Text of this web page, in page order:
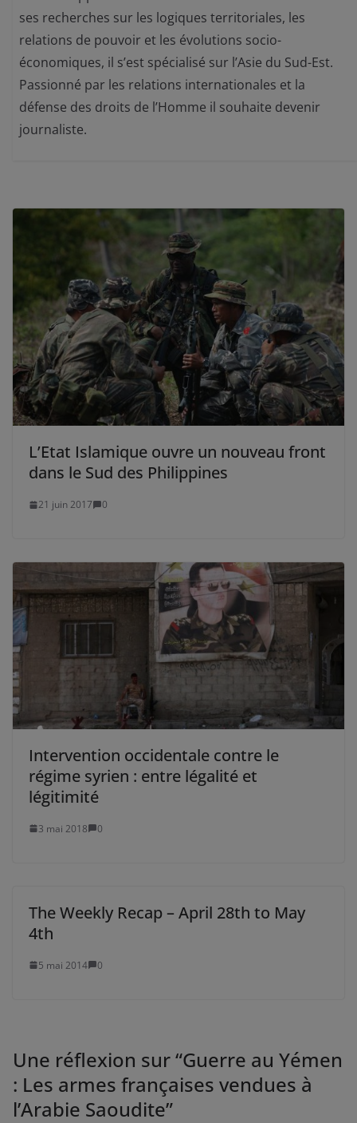
ses recherches sur les logiques territoriales, les
relations de pouvoir et les évolutions socio-
économiques, il s’est spécialisé sur l’Asie du Sud-Est.
Passionné par les relations internationales et la
défense des droits de l’Homme il souhaite devenir
journaliste.
L’Etat Islamique ouvre un nouveau front
dans le Sud des Philippines
21 juin 2017 0
Intervention occidentale contre le
régime syrien : entre légalité et
légitimité
3 mai 2018 0
The Weekly Recap – April 28th to May
4th
5 mai 2014 0
Une réflexion sur “Guerre au Yémen
: Les armes françaises vendues à
l’Arabie Saoudite”